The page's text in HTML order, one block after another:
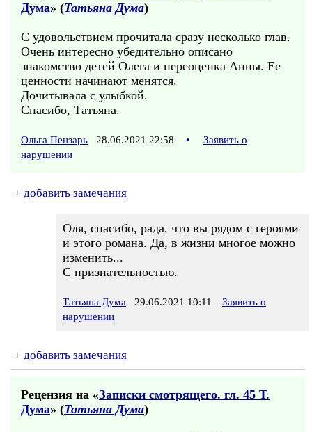
Дума» (Татьяна Дума)
С удовольствием прочитала сразу несколько глав.
Очень интересно убедительно описано
знакомство детей Олега и переоценка Анны. Ее
ценности начинают менятся.
Дочитывала с улыбкой.
Спасибо, Татьяна.
Ольга Пензарь 28.06.2021 22:58 •
Заявить о
нарушении
+ добавить замечания
Оля, спасибо, рада, что вы рядом с героями
и этого романа. Да, в жизни многое можно
изменить...
С признательностью.
Татьяна Дума 29.06.2021 10:11
Заявить о
нарушении
+ добавить замечания
Рецензия на «Записки смотрящего. гл. 45 Т.
Дума» (Татьяна Дума)